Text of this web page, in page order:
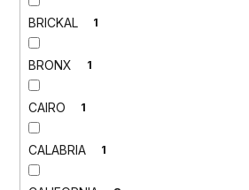
BRICKAL 1
BRONX 1
CAIRO 1
CALABRIA 1